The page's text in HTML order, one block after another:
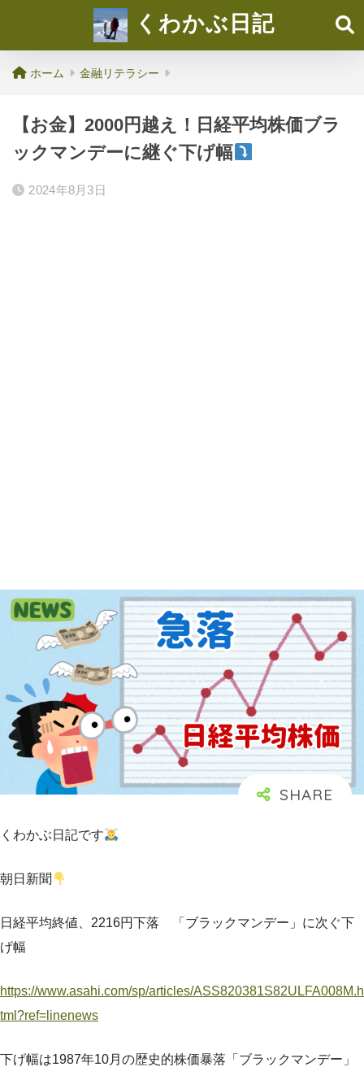
くわかぶ日記
ホーム 金融リテラシー
【お金】2000円越え！日経平均株価ブラ
ックマンデーに継ぐ下げ幅
2024年8月3日
くわかぶ日記です
朝日新聞
日経平均終値、2216円下落 「ブラックマンデー」に次ぐ下
げ幅
https://www.asahi.com/sp/articles/ASS820381S82ULFA008M.h
tml?ref=linenews
下げ幅は1987年10月の歴史的株価暴落「ブラックマンデー」